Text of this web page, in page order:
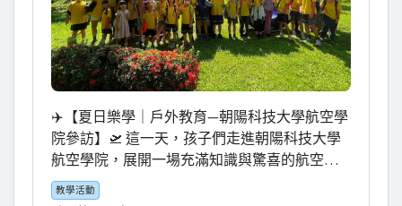
✈️【夏日樂學｜戶外教育—朝陽科技大學航空學
院參訪】🛫 這一天，孩子們走進朝陽科技大學
航空學院，展開一場充滿知識與驚喜的航空探
索之旅！ 從認識飛機的各式職業、飛機零件，
教學活動